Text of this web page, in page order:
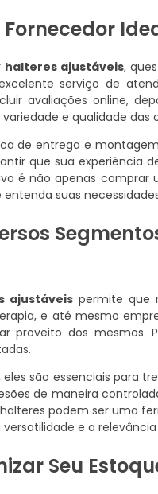
Fornecedor
halteres ajustáveis,
serviço de
avaliações online,
e qualidade das
de entrega e
que sua experiência
é não apenas
suas
ajustáveispermite que
e até mesmo
proveito dos mesmos.
são essenciais para
de maneira
podem ser uma
e a
Seu